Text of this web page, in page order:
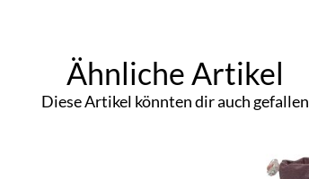
Ähnliche Artikel
Diese Artikel könnten dir auch gefallen